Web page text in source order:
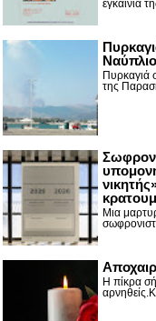
εγκαίνια
Ναύπλιο
Πυρκαγιά
της
Μια
Η πίκρα